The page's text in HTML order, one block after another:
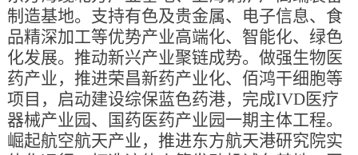
制造基地。支持有色及贵金属、电子信息、食
品精深加工等优势产业高端化、智能化、绿色
化发展。推动新兴产业聚链成势。做强生物医
药产业，推进荣昌新药产业化、佰鸿干细胞等
项目，启动建设综保蓝色药港，完成IVD医疗
器械产业园、国药医药产业园一期主体工程。
崛起航空航天产业，推进东方航天港研究院实